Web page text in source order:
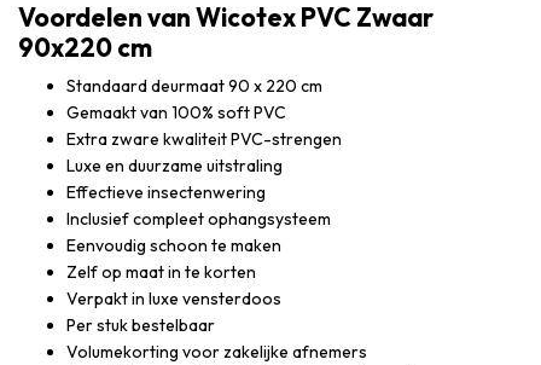
Voordelen van Wicotex PVC Zwaar
90x220 cm
Standaard deurmaat 90 x 220 cm
Gemaakt van 100% soft PVC
Extra zware kwaliteit PVC-strengen
Luxe en duurzame uitstraling
Effectieve insectenwering
Inclusief compleet ophangsysteem
Eenvoudig schoon te maken
Zelf op maat in te korten
Verpakt in luxe vensterdoos
Per stuk bestelbaar
Volumekorting voor zakelijke afnemers